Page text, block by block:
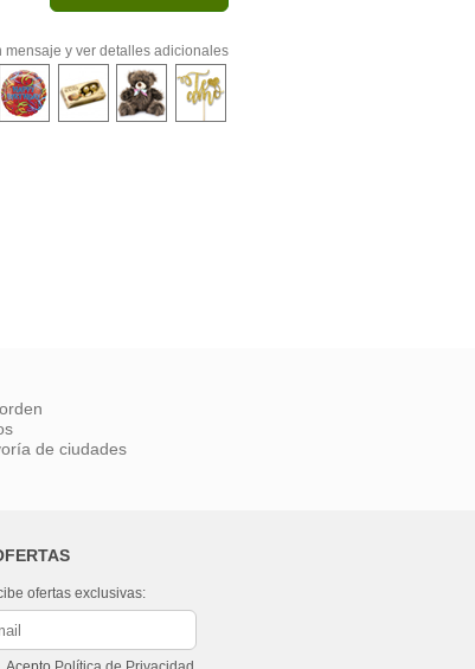
mensaje y ver detalles adicionales
de ciudades
ofertas exclusivas: